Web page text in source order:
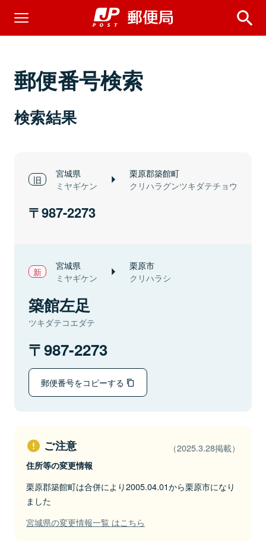
郵便番号検索
検索結果
宮城県
ミヤギケン
栗原郡築館町
クリハラグンツキダテチョウ
987-2273
宮城県
ミヤギケン
栗原市
クリハラシ
築館左足
ツキダテコエダテ
987-2273
郵便番号をコピーする
ご注意 （2025.3.28掲載）
住所等の変更情報
栗原郡築館町は合併により2005.04.01から栗原市になり
ました
宮城県の変更情報一覧 はこちら